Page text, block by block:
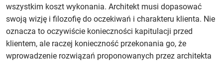
wszystkim koszt wykonania. Architekt musi dopasować
swoją wizję i filozofię do oczekiwań i charakteru klienta. Nie
oznacza to oczywiście konieczności kapitulacji przed
klientem, ale raczej konieczność przekonania go, że
wprowadzenie rozwiązań proponowanych przez architekta